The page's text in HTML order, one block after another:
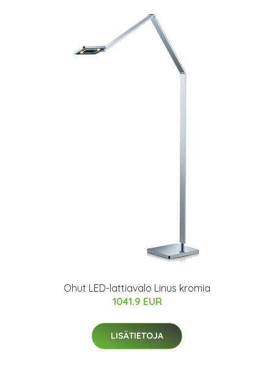
Ohut LED-lattiavalo Linus kromia
1041.9 EUR
LISÄTIETOJA